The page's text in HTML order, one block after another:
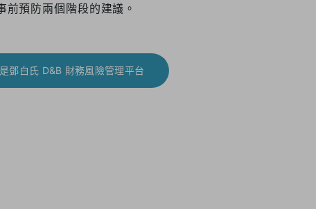
前預防兩個階段的建議。
鄧白氏 D&B 財務風險管理平台